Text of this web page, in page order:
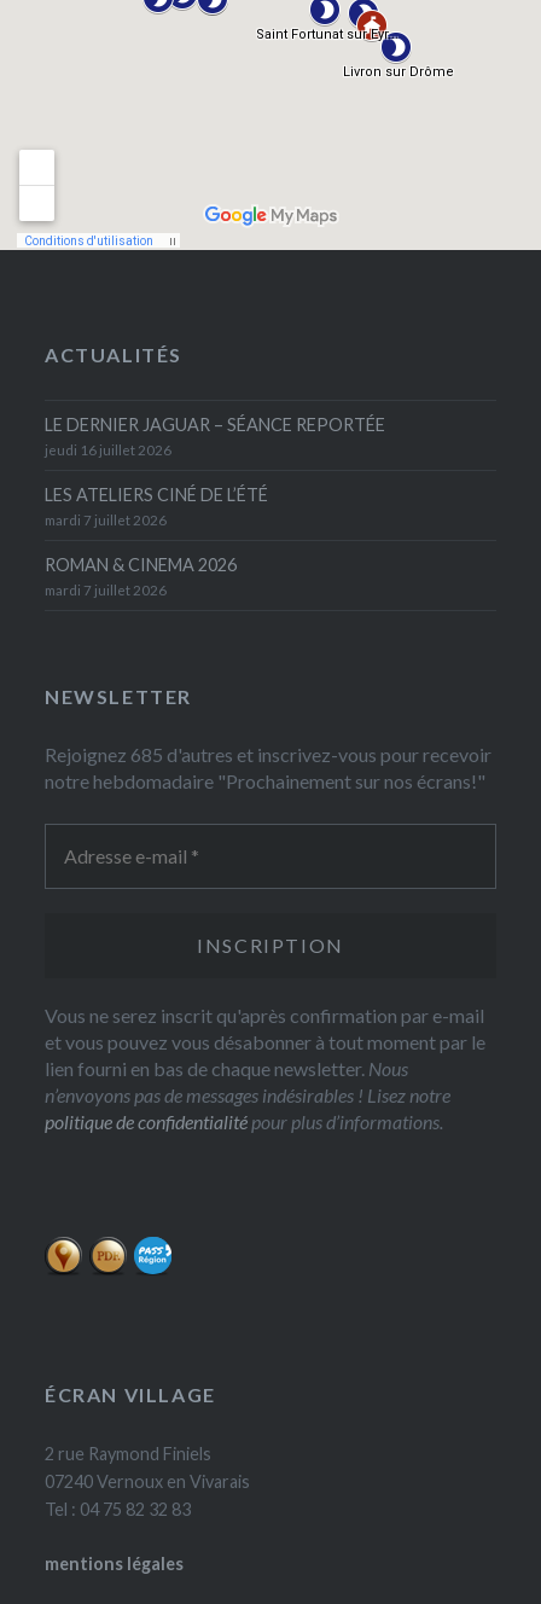
ACTUALITÉS
LE DERNIER JAGUAR – SÉANCE REPORTÉE
jeudi 16 juillet 2026
LES ATELIERS CINÉ DE L’ÉTÉ
mardi 7 juillet 2026
ROMAN & CINEMA 2026
mardi 7 juillet 2026
NEWSLETTER
Rejoignez 685 d'autres et inscrivez-vous pour recevoir
notre hebdomadaire "Prochainement sur nos écrans!"
Vous ne serez inscrit qu'après confirmation par e-mail
et vous pouvez vous désabonner à tout moment par le
lien fourni en bas de chaque newsletter. Nous
n’envoyons pas de messages indésirables ! Lisez notre
politique de confidentialité pour plus d’informations.
ÉCRAN VILLAGE
2 rue Raymond Finiels
07240 Vernoux en Vivarais
Tel : 04 75 82 32 83
mentions légales